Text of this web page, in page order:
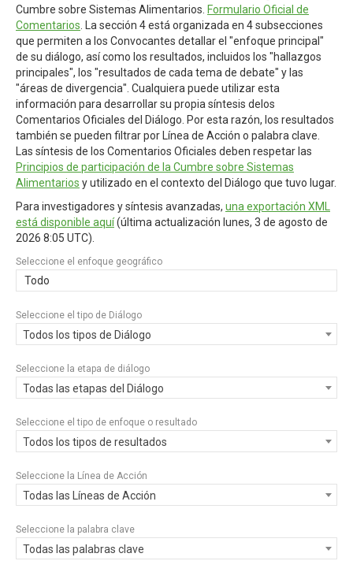
Cumbre sobre Sistemas Alimentarios. Formulario Oficial de
Comentarios . La sección 4 está organizada en 4 subsecciones
que permiten a los Convocantes detallar el "enfoque principal"
de su diálogo, así como los resultados, incluidos los "hallazgos
principales", los "resultados de cada tema de debate" y las
"áreas de divergencia". Cualquiera puede utilizar esta
información para desarrollar su propia síntesis delos
Comentarios Oficiales del Diálogo. Por esta razón, los resultados
también se pueden filtrar por Línea de Acción o palabra clave.
Las síntesis de los Comentarios Oficiales deben respetar las
Principios de participación de la Cumbre sobre Sistemas
Alimentarios y utilizado en el contexto del Diálogo que tuvo lugar.
Para investigadores y síntesis avanzadas, una exportación XML
está disponible aquí(última actualización lunes, 3 de agosto de
2026 8:05 UTC).
Seleccione el enfoque geográfico
Todo
Seleccione el tipo de Diálogo
Todos los tipos de Diálogo
Seleccione la etapa de diálogo
Todas las etapas del Diálogo
Seleccione el tipo de enfoque o resultado
Todos los tipos de resultados
Seleccione la Línea de Acción
Todas las Líneas de Acción
Seleccione la palabra clave
Todas las palabras clave